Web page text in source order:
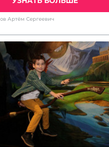
Артём Сергеевич